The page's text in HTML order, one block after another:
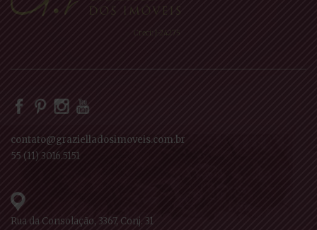
Creci: J-24275
contato@grazielladosimoveis.com.br
55 (11) 3016.5151
Rua da Consolação, 3367, Conj. 31